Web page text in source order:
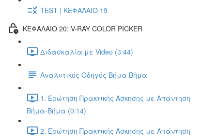
TEST | ΚΕΦΑΛΑΙΟ 19
ΚΕΦΑΛΑΙΟ 20: V-RAY COLOR PICKER
Διδασκαλία με Video (3:44)
Αναλυτικός Οδηγός Βήμα Βήμα
1. Ερώτηση Πρακτικής Άσκησης με Απάντηση
Βήμα-Βήμα (0:14)
2. Ερώτηση Πρακτικής Άσκησης με Απάντηση